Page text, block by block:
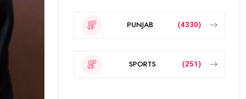
PUNJAB (4330)
SPORTS (251)